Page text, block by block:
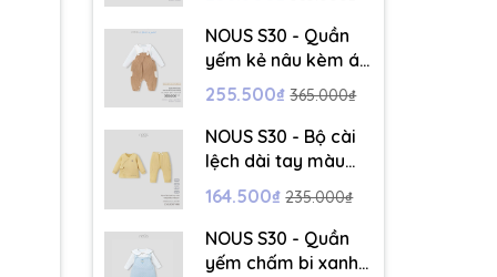
3-6M - SS26.T5C
NOUS S30 - Quần
yếm kẻ nâu kèm áo
dài tay màu trắng -
6-9M - SS26.T5C
255.500₫ 365.000₫
NOUS S30 - Bộ cài
lệch dài tay màu
vàng thêu trang trí
- 12-18M - SS26.T5C
164.500₫ 235.000₫
NOUS S30 - Quần
yếm chấm bi xanh